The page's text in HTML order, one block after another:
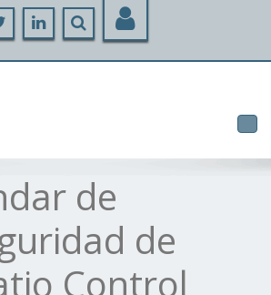
de
de
Control